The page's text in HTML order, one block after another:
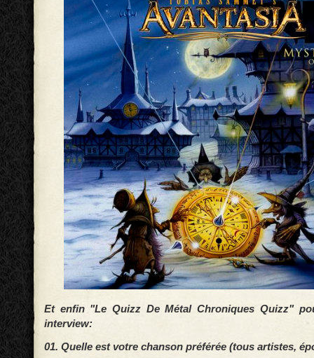
Et enfin "Le Quizz De Métal Chroniques Quizz"
interview:
01. Quelle est votre chanson préférée (tous artistes,